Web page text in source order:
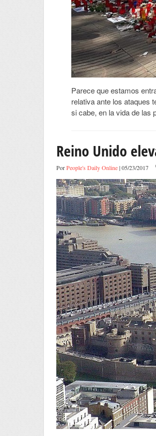
Parece que estamos
relativa ante los ataques
si cabe, en la vida de las
Reino Unido
PorPeople's Daily Online| 05/23/2017